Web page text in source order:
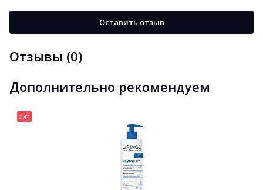
Отзывы (0)
Оставить отзыв
Дополнительно рекомендуем
хит